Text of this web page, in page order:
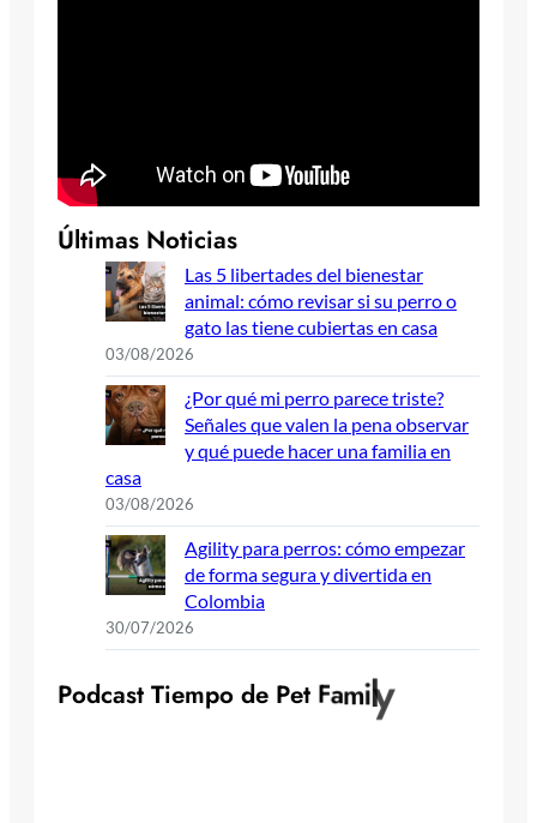
Últimas Noticias
Las 5 libertades del bienestar
animal: cómo revisar si su perro o
gato las tiene cubiertas en casa
03/08/2026
¿Por qué mi perro parece triste?
Señales que valen la pena observar
y qué puede hacer una familia en
casa
03/08/2026
Agility para perros: cómo empezar
de forma segura y divertida en
Colombia
30/07/2026
Podcast Tiempo de Pet Family